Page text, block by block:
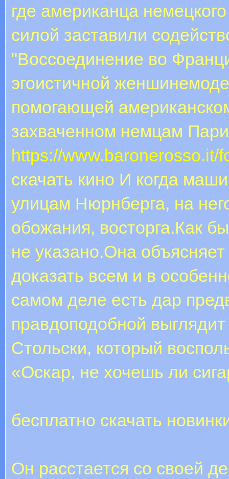
где американца
силой заставили
"Воссоединение во
эгоистичной
помогающей
захваченном немцам
https://www.baronerosso.it/
скачать кино И когда
улицам Нюрнберга, на
обожания, восторга.Как
не указано.Она
доказать всем и в
самом деле есть дар
правдоподобной
Стольски, который
«Оскар, не хочешь ли
бесплатно скачать
Он расстается со своей